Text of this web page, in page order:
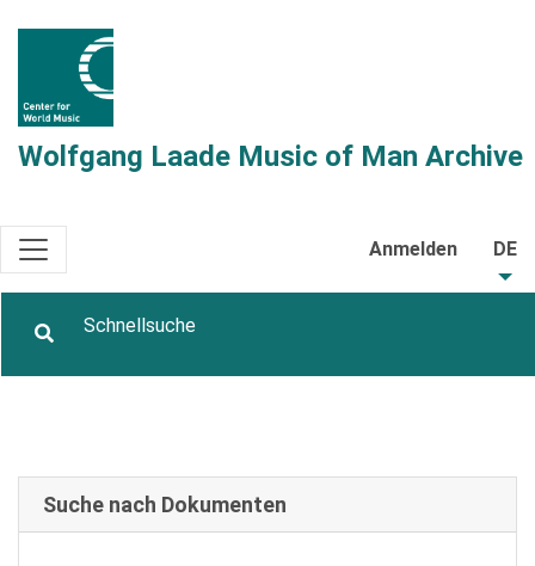
Wolfgang Laade Music of Man Archive
Anmelden DE
Suche nach Dokumenten